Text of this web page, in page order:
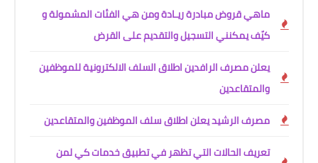
ماهي قروض مبادرة ريـادة ومن هي الفئات المشمولة و
كيّف يمكنني التسجيل والتقديم على القرض
يعلن مصرف الرافدين اطلاق السلف الالكترونية للموظفين
والمتقاعدين
مصرف الرشيد يعلن اطلاق سلف الموظفين والمتقاعدين
تعريف الحالات التي تظهر في تطبيق خدمات كي لمن